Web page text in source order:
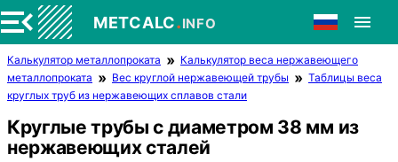
METCALC.INFO
Калькулятор металлопроката
Калькулятор веса нержавеющего
металлопроката
Вес круглой нержавеющей трубы
Таблицы веса
круглых труб из нержавеющих сплавов стали
Круглые трубы с диаметром 38 мм из
нержавеющих сталей